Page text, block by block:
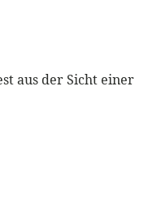
aus der Sicht einer